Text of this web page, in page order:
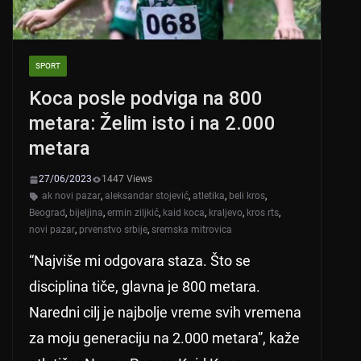
SPORT
Koca posle podviga na 800
metara: Želim isto i na 2.000
metara
27/06/2023
1447 Views
ak novi pazar, aleksandar stojević, atletika, beli kros,
Beograd, bijeljina, ermin ziljkić, kaid koca, kraljevo, kros rts,
novi pazar, prvenstvo srbije, sremska mitrovica
“Najviše mi odgovara staza. Što se
disciplina tiče, glavna je 800 metara.
Naredni cilj je najbolje vreme svih vremena
za moju generaciju na 2.000 metara”, kaže